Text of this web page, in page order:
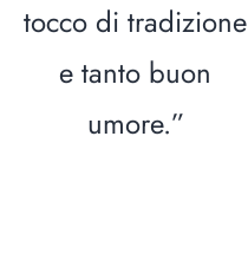
tocco di tradizione
e tanto buon
umore.”